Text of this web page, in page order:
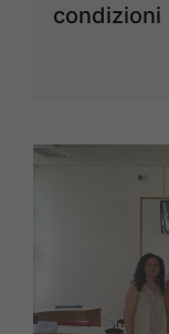
condizioni